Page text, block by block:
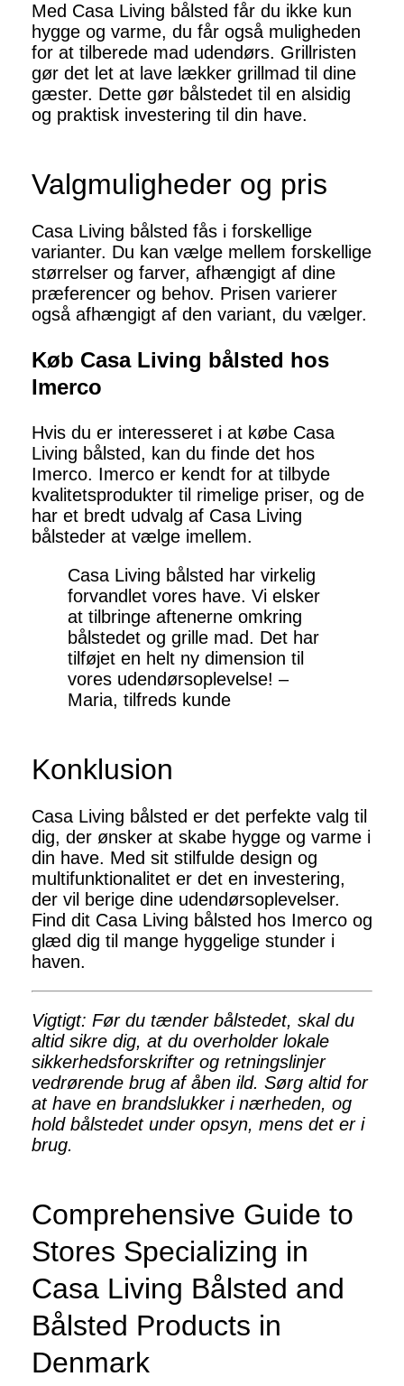
Med Casa Living bålsted får du ikke kun
hygge og varme, du får også muligheden
for at tilberede mad udendørs. Grillristen
gør det let at lave lækker grillmad til dine
gæster. Dette gør bålstedet til en alsidig
og praktisk investering til din have.
Valgmuligheder og pris
Casa Living bålsted fås i forskellige
varianter. Du kan vælge mellem forskellige
størrelser og farver, afhængigt af dine
præferencer og behov. Prisen varierer
også afhængigt af den variant, du vælger.
Køb Casa Living bålsted hos
Imerco
Hvis du er interesseret i at købe Casa
Living bålsted, kan du finde det hos
Imerco. Imerco er kendt for at tilbyde
kvalitetsprodukter til rimelige priser, og de
har et bredt udvalg af Casa Living
bålsteder at vælge imellem.
Casa Living bålsted har virkelig
forvandlet vores have. Vi elsker
at tilbringe aftenerne omkring
bålstedet og grille mad. Det har
tilføjet en helt ny dimension til
vores udendørsoplevelse! –
Maria, tilfreds kunde
Konklusion
Casa Living bålsted er det perfekte valg til
dig, der ønsker at skabe hygge og varme i
din have. Med sit stilfulde design og
multifunktionalitet er det en investering,
der vil berige dine udendørsoplevelser.
Find dit Casa Living bålsted hos Imerco og
glæd dig til mange hyggelige stunder i
haven.
Vigtigt: Før du tænder bålstedet, skal du
altid sikre dig, at du overholder lokale
sikkerhedsforskrifter og retningslinjer
vedrørende brug af åben ild. Sørg altid for
at have en brandslukker i nærheden, og
hold bålstedet under opsyn, mens det er i
brug.
Comprehensive Guide to
Stores Specializing in
Casa Living Bålsted and
Bålsted Products in
Denmark